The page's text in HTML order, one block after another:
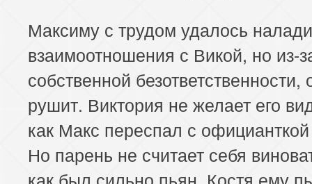
Максиму с трудом удалось
взаимоотношения с Викой, но из-
собственной безответственности,
рушит. Виктория не желает его
как Макс переспал с
Но парень не считает себя
как был сильно пьян. Костя ему